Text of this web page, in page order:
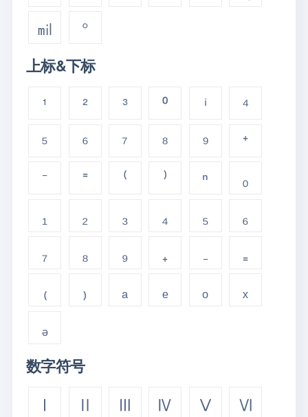
㏕
°
上标&下标
¹ ² ³ ⁰ ⁱ
⁴
⁵
⁶ ⁷ ⁸ ⁹
⁺
⁻
⁼ ⁽ ⁾ ⁿ
₀
₁
₂ ₃ ₄ ₅
₆
₇
₈ ₉ ₊ ₋
₌
₍
₎ ₐ ₑ ₒ
ₓ
ₔ
数字符号
Ⅰ Ⅱ Ⅲ Ⅳ Ⅴ
Ⅵ